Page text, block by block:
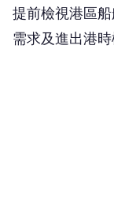
提前檢視港區
需求及進出港時